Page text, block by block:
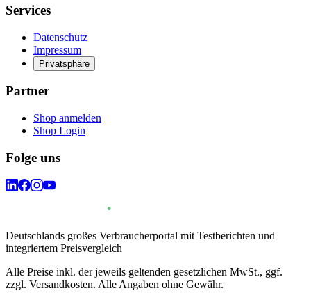
Services
Datenschutz
Impressum
Privatsphäre
Partner
Shop anmelden
Shop Login
Folge uns
Deutschlands großes Verbraucherportal mit Testberichten und
integriertem Preisvergleich
Alle Preise inkl. der jeweils geltenden gesetzlichen MwSt., ggf.
zzgl. Versandkosten. Alle Angaben ohne Gewähr.